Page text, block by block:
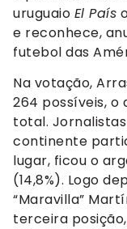
uruguaio El País
e reconhece,
futebol das
Na votação,
264 possíveis, o
total.
continente
lugar, ficou o
(14,8%). Logo
“Maravilla”
terceira